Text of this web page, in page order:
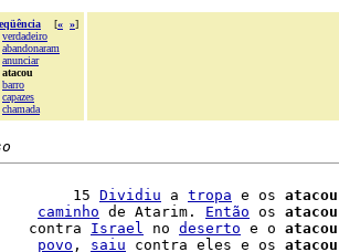
[« »]
verdadeiro
abandonaram
anunciar
atacou
barro
capazes
chamada
15 Dividiu a tropa e os atacou
caminho de Atarim. Então os atacou
contra Israel no deserto e o atacou
povo , saiu contra eles e os atacou